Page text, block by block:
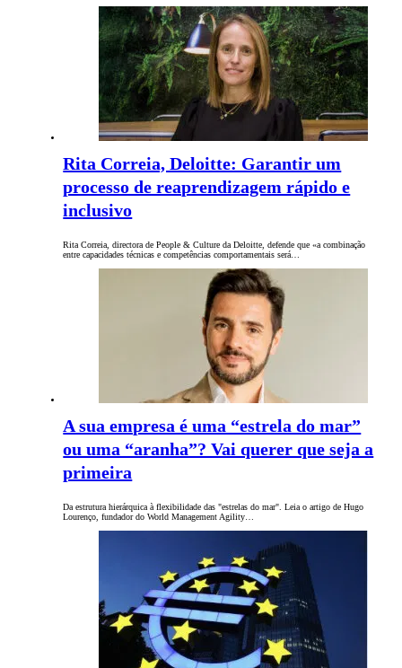
Rita Correia, Deloitte: Garantir um
processo de reaprendizagem rápido e
inclusivo
Rita Correia, directora de People & Culture da Deloitte, defende que «a combinação
entre capacidades técnicas e competências comportamentais será…
A sua empresa é uma “estrela do mar”
ou uma “aranha”? Vai querer que seja a
primeira
Da estrutura hierárquica à flexibilidade das "estrelas do mar". Leia o artigo de Hugo
Lourenço, fundador do World Management Agility…